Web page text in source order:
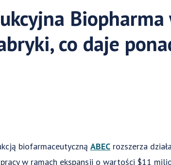
co daje
biofarmaceutyczną ABEC rozszerza
w ramach ekspansji o wartości $11